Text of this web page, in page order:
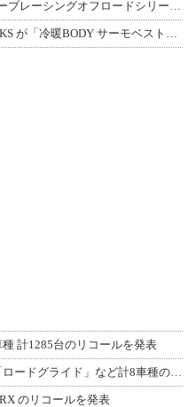
計1285台のリコールを発表
のリコールを発表